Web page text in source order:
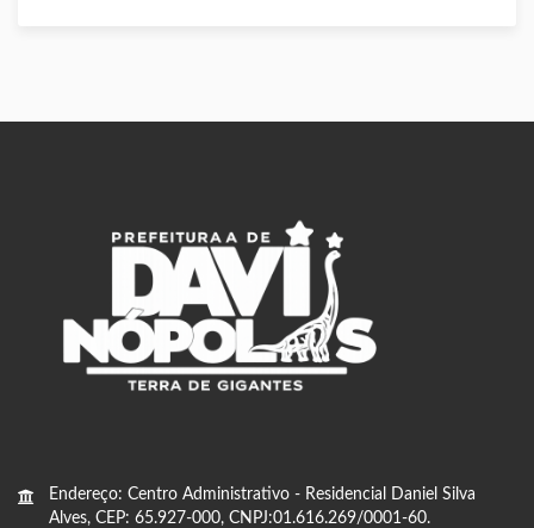
Endereço: Centro Administrativo - Residencial Daniel Silva
Alves, CEP: 65.927-000, CNPJ:01.616.269/0001-60.